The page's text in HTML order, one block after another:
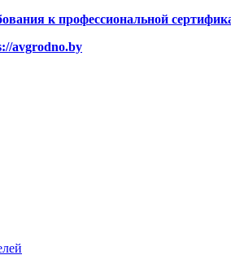
к профессиональной
avgrodno.by